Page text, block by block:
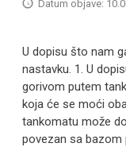
Datum objave:
U dopisu što nam
nastavku. 1. U
gorivom putem
koja će se moći
tankomatu može
povezan sa bazom